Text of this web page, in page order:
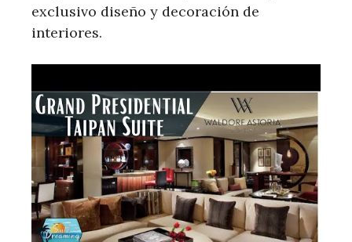
exclusivo diseño y decoración de
interiores.